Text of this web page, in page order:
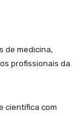
de medicina,
profissionais da
científica com